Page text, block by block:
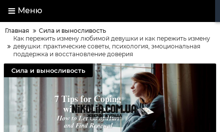
Меню
Главная
Сила и выносливость
Как пережить измену любимой девушки и как пережить измену
девушки: практические советы, психология, эмоциональная
поддержка и восстановление доверия
Сила и выносливость